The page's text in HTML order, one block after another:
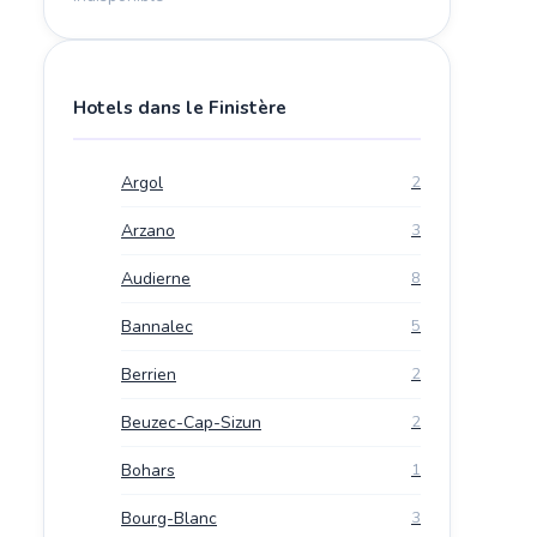
Hotels dans le Finistère
Argol 2
Arzano 3
Audierne 8
Bannalec 5
Berrien 2
Beuzec-Cap-Sizun 2
Bohars 1
Bourg-Blanc 3